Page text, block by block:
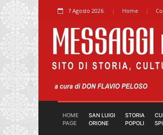
7 Agosto 2026. Home
HOME
PAGE
SAN LUIGI
ORIONE
STORIA
POPOLI